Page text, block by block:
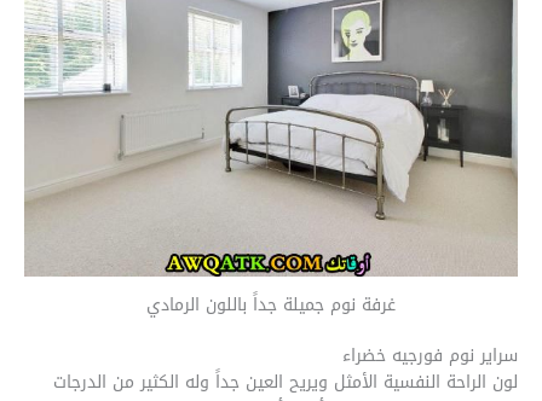
غرفة نوم جميلة جداً باللون الرمادي
سراير نوم فورجيه خضراء
لون الراحة النفسية الأمثل ويريح العين جداً وله الكثير من الدرجات